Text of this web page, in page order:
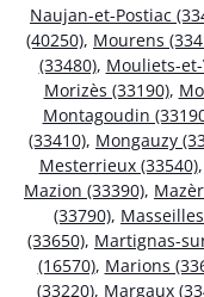
Naujan-et-Postiac
(40250), Mourens
(33480), Mouliets-
Morizès (33190),
Montagoudin
(33410), Mongauzy
Mesterrieux (33540),
Mazion (33390),
(33790),
(33650), Martignas-
(16570), Marions
(33220), Margaux